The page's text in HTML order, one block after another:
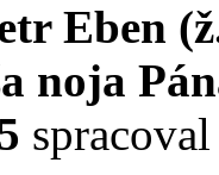
Eben
noja